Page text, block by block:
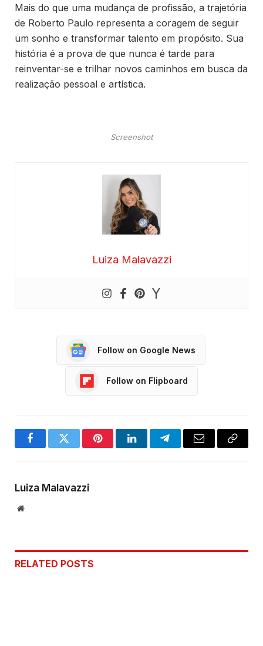
Mais do que uma mudança de profissão, a trajetória
de Roberto Paulo representa a coragem de seguir
um sonho e transformar talento em propósito. Sua
história é a prova de que nunca é tarde para
reinventar-se e trilhar novos caminhos em busca da
realização pessoal e artística.
Screenshot
Luiza Malavazzi
Follow on Google News
Follow on Flipboard
FacebookTwitter PinterestLinkedInTelegramEmail
Copy
Luiza Malavazzi
Website
RELATED POSTS